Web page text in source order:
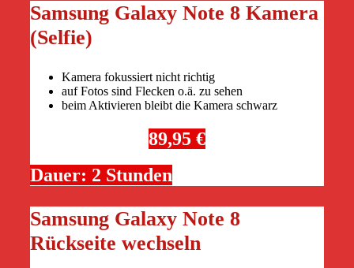
Samsung Galaxy Note 8 Kamera
(Selfie)
Kamera fokussiert nicht richtig
auf Fotos sind Flecken o.ä. zu sehen
beim Aktivieren bleibt die Kamera schwarz
89,95 €
Dauer: 2 Stunden
Samsung Galaxy Note 8
Rückseite wechseln